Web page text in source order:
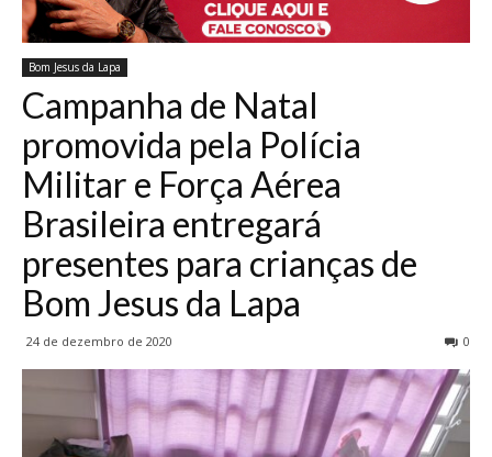
Bom Jesus da Lapa
Campanha de Natal
promovida pela Polícia
Militar e Força Aérea
Brasileira entregará
presentes para crianças de
Bom Jesus da Lapa
24 de dezembro de 2020 0